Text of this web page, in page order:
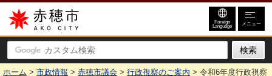
赤穂市
Foreign
Language メニュー
ホーム > 市政情報 > 赤穂市議会 > 行政視察のご案内 > 令和6年度行政視察